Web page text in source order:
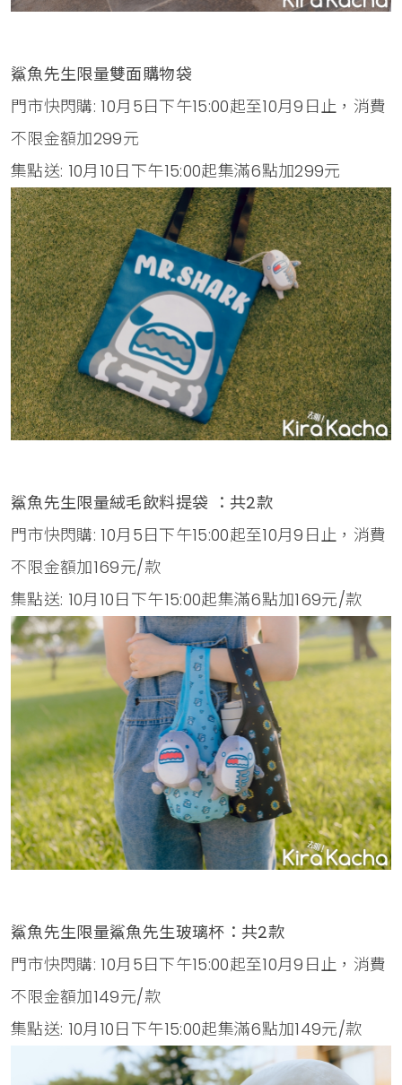
鯊魚先生限量雙面購物袋
門市快閃購: 10月5日下午15:00起至10月9日止，消費
不限金額加299元
集點送: 10月10日下午15:00起集滿6點加299元
鯊魚先生限量絨毛飲料提袋 ：共2款
門市快閃購: 10月5日下午15:00起至10月9日止，消費
不限金額加169元/款
集點送: 10月10日下午15:00起集滿6點加169元/款
鯊魚先生限量鯊魚先生玻璃杯：共2款
門市快閃購: 10月5日下午15:00起至10月9日止，消費
不限金額加149元/款
集點送: 10月10日下午15:00起集滿6點加149元/款